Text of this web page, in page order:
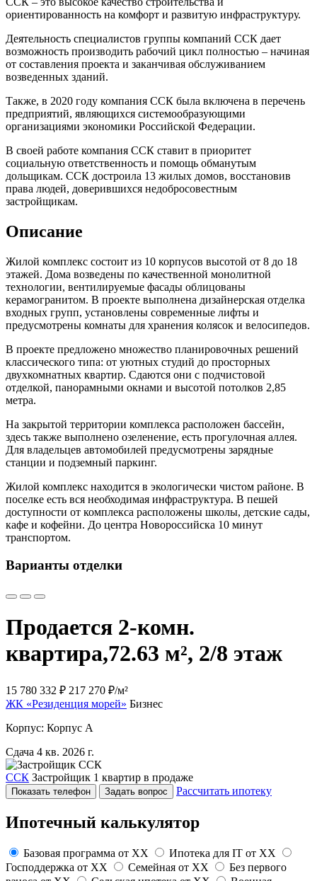
ориентированность на комфорт и развитую инфраструктуру.
Деятельность специалистов группы компаний ССК дает
возможность производить рабочий цикл полностью – начиная
от составления проекта и заканчивая обслуживанием
возведенных зданий.
Также, в 2020 году компания ССК была включена в перечень
предприятий, являющихся системообразующими
организациями экономики Российской Федерации.
В своей работе компания ССК ставит в приоритет
социальную ответственность и помощь обманутым
дольщикам. ССК достроила 13 жилых домов, восстановив
права людей, доверившихся недобросовестным
застройщикам.
Описание
Жилой комплекс состоит из 10 корпусов высотой от 8 до 18
этажей. Дома возведены по качественной монолитной
технологии, вентилируемые фасады облицованы
керамогранитом. В проекте выполнена дизайнерская отделка
входных групп, установлены современные лифты и
предусмотрены комнаты для хранения колясок и велосипедов.
В проекте предложено множество планировочных решений
классического типа: от уютных студий до просторных
двухкомнатных квартир. Сдаются они с подчистовой
отделкой, панорамными окнами и высотой потолков 2,85
метра.
На закрытой территории комплекса расположен бассейн,
здесь также выполнено озеленение, есть прогулочная аллея.
Для владельцев автомобилей предусмотрены зарядные
станции и подземный паркинг.
Жилой комплекс находится в экологически чистом районе. В
поселке есть вся необходимая инфраструктура. В пешей
доступности от комплекса расположены школы, детские сады,
кафе и кофейни. До центра Новороссийска 10 минут
транспортом.
Варианты отделки
Продается 2-комн.
квартира,72.63 м², 2/8 этаж
15 780 332 ₽ 217 270 ₽/м²
ЖК «Резиденция морей» Бизнес
Корпус: Корпус А
Сдача 4 кв. 2026 г.
ССК Застройщик 1 квартир в продаже
Показать телефон Задать вопрос Рассчитать ипотеку
Ипотечный калькулятор
Базовая программа от XX Ипотека для IT от XX
Господдержка от XX Семейная от XX
Без первого